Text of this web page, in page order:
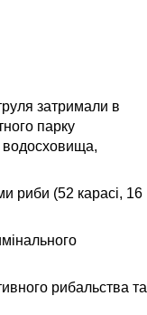
затримали в
парку
водосховища,
риби (52 карасі, 16
рибальства та